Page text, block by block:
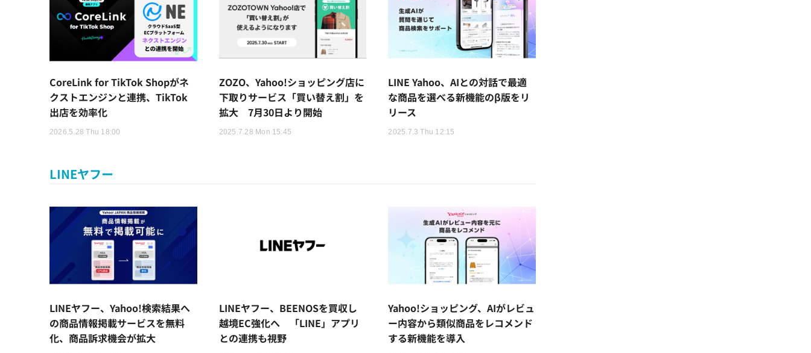
CoreLink for TikTok Shopがネ
クストエンジンと連携、TikTok
出店を効率化
2026.5.28 Thu 18:00
ZOZO、Yahoo!ショッピング店に
下取りサービス「買い替え割」を
拡大 7月30日より開始
2025.7.28 Mon 15:45
LINE Yahoo、AIとの対話で最適
な商品を選べる新機能のβ版をリ
リース
2025.7.3 Thu 12:15
LINEヤフー
LINEヤフー、Yahoo!検索結果へ
の商品情報掲載サービスを無料
化、商品訴求機会が拡大
LINEヤフー、BEENOSを買収し
越境EC強化へ 「LINE」アプリ
との連携も視野
Yahoo!ショッピング、AIがレビュ
ー内容から類似商品をレコメンド
する新機能を導入